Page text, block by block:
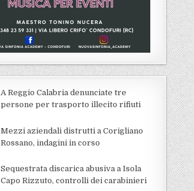
A Reggio Calabria denunciate tre
persone per trasporto illecito rifiuti
Mezzi aziendali distrutti a Corigliano
Rossano, indagini in corso
Sequestrata discarica abusiva a Isola
Capo Rizzuto, controlli dei carabinieri